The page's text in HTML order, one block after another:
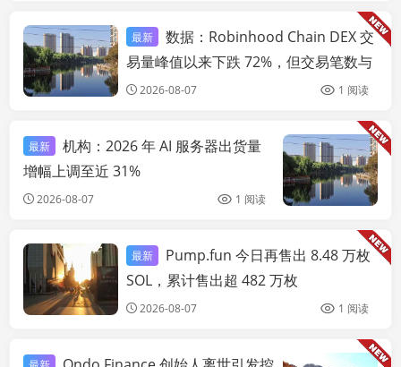
链快讯
最新
数据：Robinhood Chain DEX 交
易量峰值以来下跌 72%，但交易笔数与
存款均创历史新高
2026-08-07 1 阅读
最新
机构：2026 年 AI 服务器出货量
增幅上调至近 31%
2026-08-07 1 阅读
链快讯
最新
Pump.fun 今日再售出 8.48 万枚
SOL，累计售出超 482 万枚
2026-08-07 1 阅读